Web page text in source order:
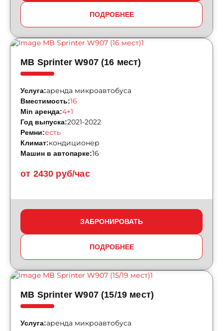
ПОДРОБНЕЕ
MB Sprinter W907 (16 мест)
от 2430 руб/час
Услуга:аренда микроавтобуса
Вместимость:16
Min аренда:4+1
Год выпуска:2021-2022
Ремни:есть
Климат:кондиционер
Машин в автопарке:16
ЗАБРОНИРОВАТЬ
ПОДРОБНЕЕ
MB Sprinter W907 (15/19 мест)
Услуга:аренда микроавтобуса